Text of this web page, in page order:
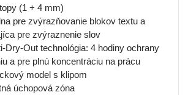
(1 + 4 mm)
pre zvýrazňovanie blokov textu a
pre zvýraznenie slov
Dry-Out technológia: 4 hodiny ochrany
a pre plnú koncentráciu na prácu
model s klipom
úchopová zóna